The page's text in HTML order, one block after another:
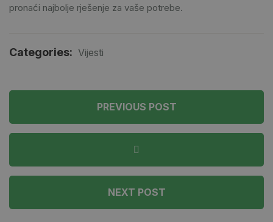
pronaći najbolje rješenje za vaše potrebe.
Categories: Vijesti
PREVIOUS POST
NEXT POST